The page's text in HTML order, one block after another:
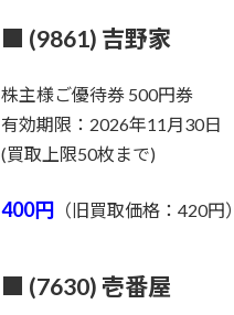
■ (9861) 吉野家
株主様ご優待券 500円券
有効期限：2026年11月30日
(買取上限50枚まで)
400円 （旧買取価格：420円）
■ (7630) 壱番屋